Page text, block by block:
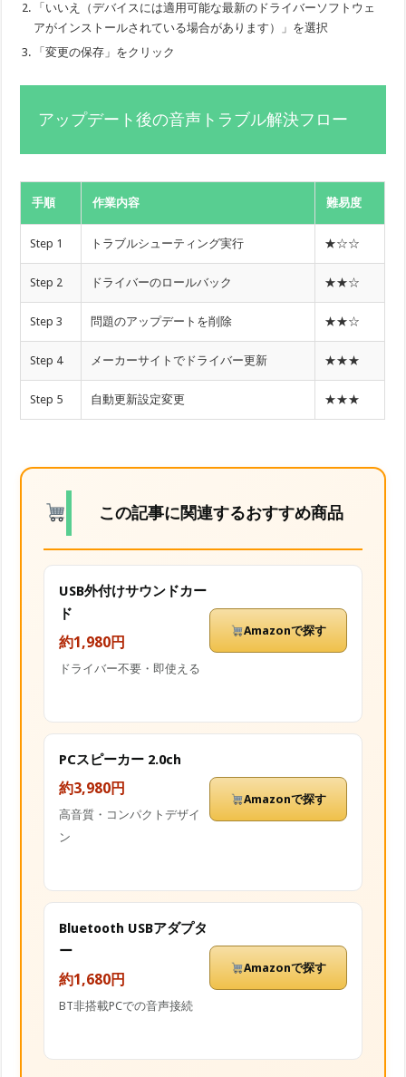
「いいえ（デバイスには適用可能な最新のドライバーソフトウェ
アがインストールされている場合があります）」を選択
「変更の保存」をクリック
アップデート後の音声トラブル解決フロー
手順 作業内容 難易度
Step 1 トラブルシューティング実行 ★☆☆
Step 2 ドライバーのロールバック ★★☆
Step 3 問題のアップデートを削除 ★★☆
Step 4 メーカーサイトでドライバー更新 ★★★
Step 5 自動更新設定変更 ★★★
この記事に関連するおすすめ商品
USB外付けサウンドカー
ド
約1,980円
ドライバー不要・即使える
Amazonで探す
PCスピーカー 2.0ch
約3,980円
高音質・コンパクトデザイ
ン
Amazonで探す
Bluetooth USBアダプタ
ー
約1,680円
BT非搭載PCでの音声接続
Amazonで探す